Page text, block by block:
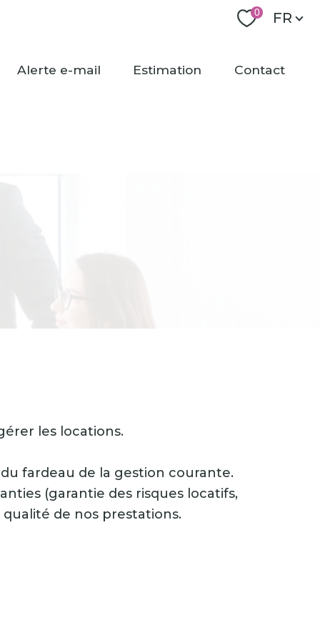
0 FR
alerte e-mail estimation contact
les locations.
fardeau de la gestion courante.
(garantie des risques locatifs,
de nos prestations.